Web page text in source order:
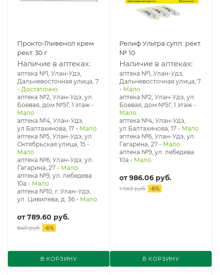
Прокто-Гливенол крем
рект. 30 г
Наличие в аптеках:
аптека №1, Улан-Удэ,
Дальневосточная улица, 7
- Достаточно
аптека №2, Улан-Удэ, ул.
Боевая, дом №5Г, 1 этаж -
Мало
аптека №4, Улан-Удэ,
ул.Балтахинова, 17 - Мало
аптека №5, Улан-Удэ, ул. ​
Октябрьская улица, 15 -
Мало
аптека №6, Улан-Удэ, ул.
Гагарина, 27 - Мало
аптека №9, ул. лебедева
10а - Мало
аптека №10, г. Улан-Удэ,
ул. Цивилева, д. 36 - Мало
от789.60 руб.
840 руб. -6%
В КОРЗИНУ
Релиф Ультра супп. рект.
№ 10
Наличие в аптеках:
аптека №1, Улан-Удэ,
Дальневосточная улица, 7
- Мало
аптека №2, Улан-Удэ, ул.
Боевая, дом №5Г, 1 этаж -
Мало
аптека №4, Улан-Удэ,
ул.Балтахинова, 17 - Мало
аптека №6, Улан-Удэ, ул.
Гагарина, 27 - Мало
аптека №9, ул. лебедева
10а - Мало
от986.06 руб.
1 049 руб. -6%
В КОРЗИНУ